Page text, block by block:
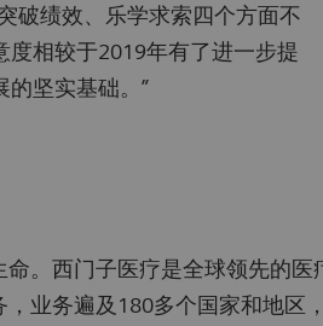
破绩效、乐学求索四个方面不
相较于2019年有了进一步提
坚实基础。”
。西门子医疗是全球领先的医
业务遍及180多个国家和地区